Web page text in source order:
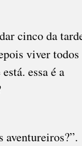
cinco da
viver todos
essa é a
aventureiros?”.